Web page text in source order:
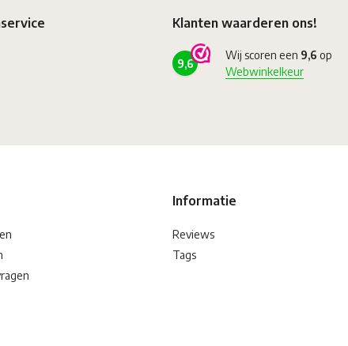
Klanten waarderen ons!
9,6
Wij scoren een 9,6 op
Webwinkelkeur
Informatie
Reviews
Tags